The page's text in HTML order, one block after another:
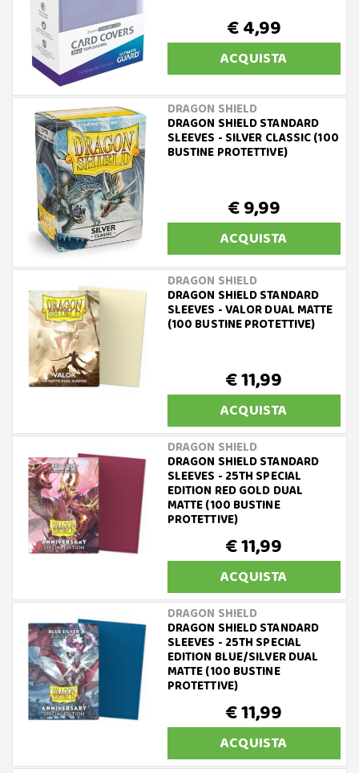
€ 4,99
ACQUISTA
DRAGON SHIELD
DRAGON SHIELD STANDARD
SLEEVES - SILVER CLASSIC (100
BUSTINE PROTETTIVE)
€ 9,99
ACQUISTA
DRAGON SHIELD
DRAGON SHIELD STANDARD
SLEEVES - VALOR DUAL MATTE
(100 BUSTINE PROTETTIVE)
€ 11,99
ACQUISTA
DRAGON SHIELD
DRAGON SHIELD STANDARD
SLEEVES - 25TH SPECIAL
EDITION RED GOLD DUAL
MATTE (100 BUSTINE
PROTETTIVE)
€ 11,99
ACQUISTA
DRAGON SHIELD
DRAGON SHIELD STANDARD
SLEEVES - 25TH SPECIAL
EDITION BLUE/SILVER DUAL
MATTE (100 BUSTINE
PROTETTIVE)
€ 11,99
ACQUISTA